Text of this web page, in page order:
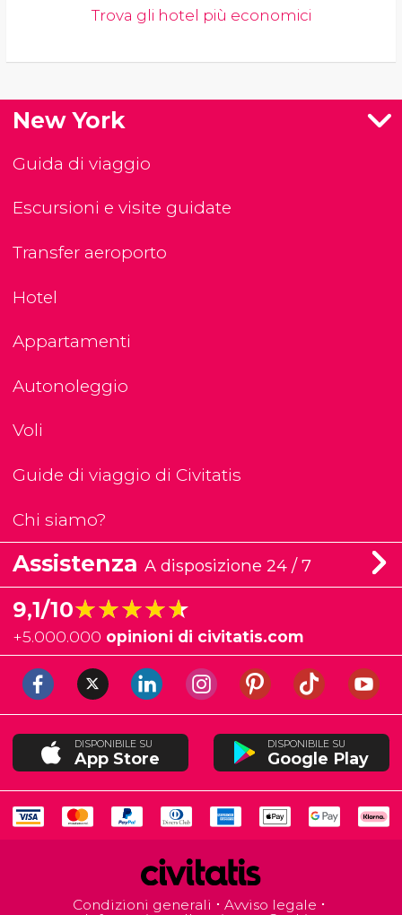
Trova gli hotel più economici
New York
Guida di viaggio
Escursioni e visite guidate
Transfer aeroporto
Hotel
Appartamenti
Autonoleggio
Voli
Guide di viaggio di Civitatis
Chi siamo?
Assistenza A disposizione 24 / 7
9,1/10★★★★★
★★★★★
+5.000.000 opinioni di civitatis.com
DISPONIBILE SU
App Store
DISPONIBILE SU
Google Play
Condizioni generali
Avviso legale